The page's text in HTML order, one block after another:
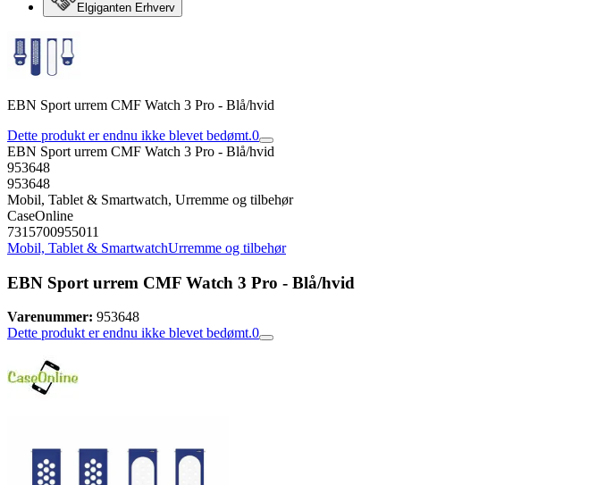
Elgiganten Erhverv
EBN Sport urrem CMF Watch 3 Pro - Blå/hvid
Dette produkt er endnu ikke blevet bedømt.0
EBN Sport urrem CMF Watch 3 Pro - Blå/hvid
953648
953648
Mobil, Tablet & Smartwatch, Urremme og tilbehør
CaseOnline
7315700955011
Mobil, Tablet & SmartwatchUrremme og tilbehør
EBN Sport urrem CMF Watch 3 Pro - Blå/hvid
Varenummer: 953648
Dette produkt er endnu ikke blevet bedømt.0